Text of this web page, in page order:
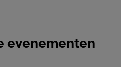
evenementen